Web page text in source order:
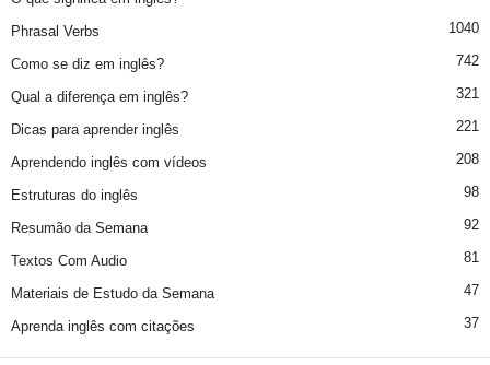
Phrasal Verbs 1040
Como se diz em inglês? 742
Qual a diferença em inglês? 321
Dicas para aprender inglês 221
Aprendendo inglês com vídeos 208
Estruturas do inglês 98
Resumão da Semana 92
Textos Com Audio 81
Materiais de Estudo da Semana 47
Aprenda inglês com citações 37